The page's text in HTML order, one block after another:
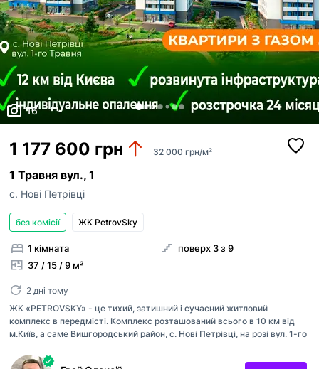
16
1 177 600 грн 32 000 грн/м²
1 Травня вул., 1
с. Нові Петрівці
без комісії ЖК PetrovSky
1 кімната
37 / 15 / 9 м²
поверх 3 з 9
2 дні тому
ЖК «PETROVSKY» - це тихий, затишний і сучасний житловий
комплекс в передмісті. Комплекс розташований всього в 10 км від
м.Київ, а саме Вишгородський район, с. Нові Петрівці, на розі вул. 1-го
займає всього 15-20 хвилин громадським транспортом. Регулярні